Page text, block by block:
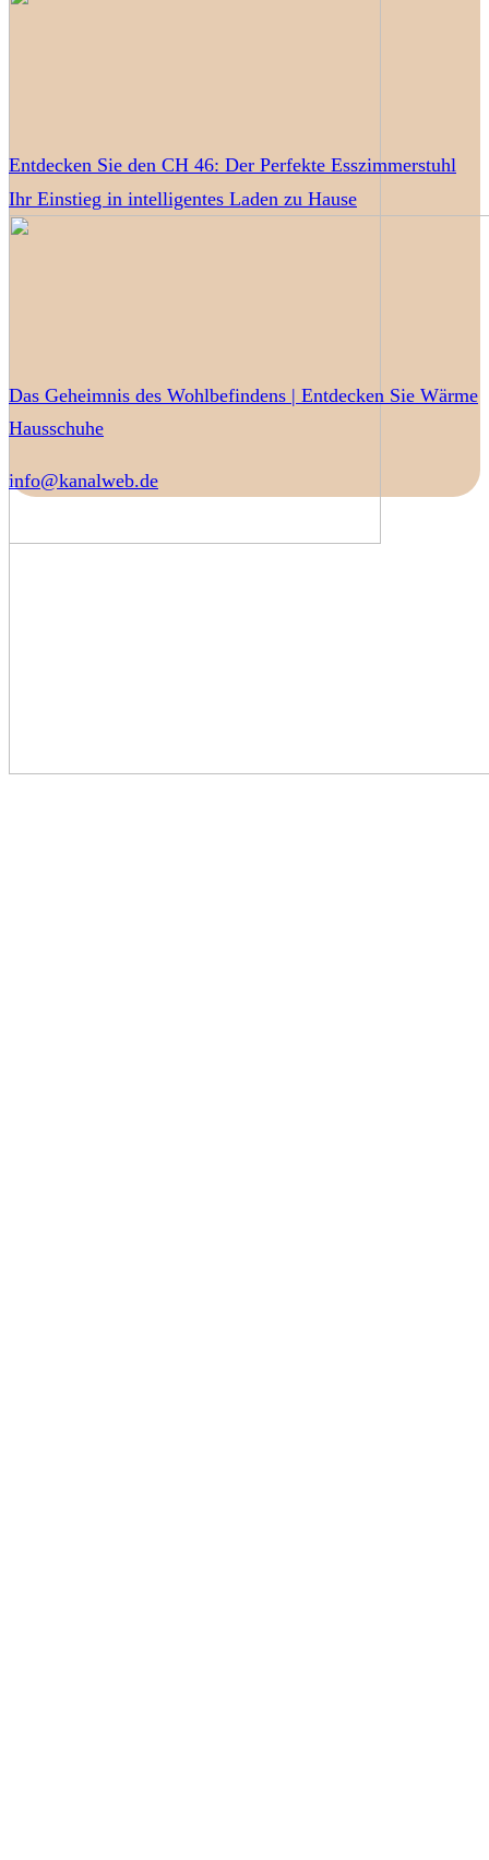
Entdecken Sie den CH 46: Der Perfekte Esszimmerstuhl
Ihr Einstieg in intelligentes Laden zu Hause
Das Geheimnis des Wohlbefindens | Entdecken Sie Wärme
Hausschuhe
info@kanalweb.de